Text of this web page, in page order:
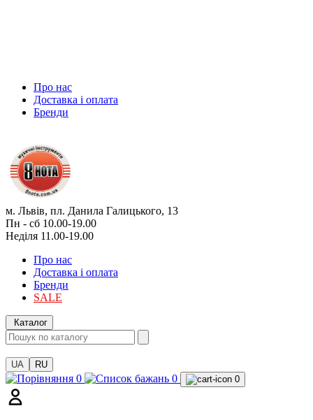
Про нас
Доставка і оплата
Бренди
м. Львів, пл. Данила Галицького, 13
Пн - сб 10.00-19.00
Неділя 11.00-19.00
Про нас
Доставка і оплата
Бренди
SALE
Каталог
UA RU
0 0 0